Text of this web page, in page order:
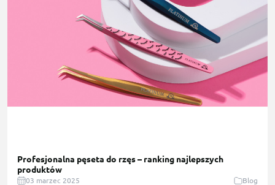
Profesjonalna pęseta do rzęs – ranking najlepszych
produktów
03 marzec 2025 Blog